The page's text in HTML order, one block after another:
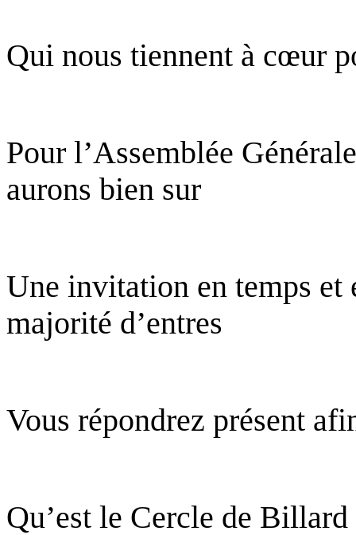
Qui nous tiennent à cœur
Pour l’Assemblée
aurons bien sur
Une invitation en temps et
majorité d’entres
Vous répondrez présent
Qu’est le Cercle de